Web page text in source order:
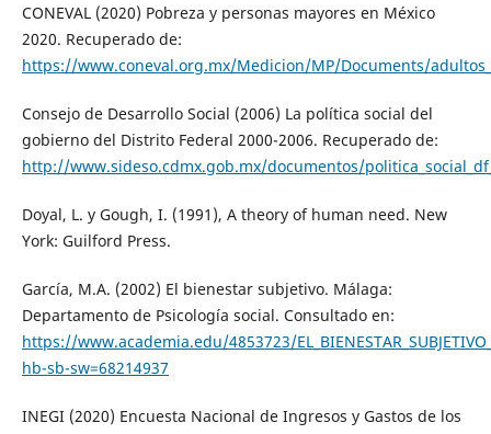
CONEVAL (2020) Pobreza y personas mayores en México
2020. Recuperado de:
https://www.coneval.org.mx/Medicion/MP/Documents/
Consejo de Desarrollo Social (2006) La política social del
gobierno del Distrito Federal 2000-2006. Recuperado de:
http://www.sideso.cdmx.gob.mx/documentos/
Doyal, L. y Gough, I. (1991), A theory of human need. New
York: Guilford Press.
García, M.A. (2002) El bienestar subjetivo. Málaga:
Departamento de Psicología social. Consultado en:
https://www.academia.edu/4853723/
hb-sb-sw=68214937
INEGI (2020) Encuesta Nacional de Ingresos y Gastos de los